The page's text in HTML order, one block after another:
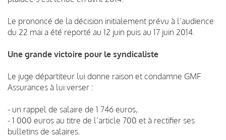
Le prononcé de la décision initialement prévu à l’audience
du 22 mai a été reporté au 12 juin puis au 17 juin 2014.
Une grande victoire pour le syndicaliste
Le juge départiteur lui donne raison et condamne GMF
Assurances à lui verser :
- un rappel de salaire de 1 746 euros,
- 1 000 euros au titre de l’article 700 et à rectifier ses
bulletins de salaires.